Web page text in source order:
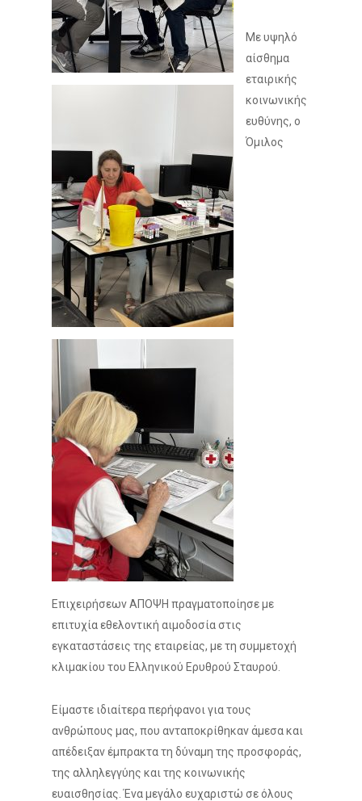
Με υψηλό
αίσθημα
εταιρικής
κοινωνικής
ευθύνης, ο
Όμιλος
Επιχειρήσεων ΑΠΟΨΗ πραγματοποίησε με
επιτυχία εθελοντική αιμοδοσία στις
εγκαταστάσεις της εταιρείας, με τη συμμετοχή
κλιμακίου του Ελληνικού Ερυθρού Σταυρού.
Είμαστε ιδιαίτερα περήφανοι για τους
ανθρώπους μας, που ανταποκρίθηκαν άμεσα και
απέδειξαν έμπρακτα τη δύναμη της προσφοράς,
της αλληλεγγύης και της κοινωνικής
ευαισθησίας. Ένα μεγάλο ευχαριστώ σε όλους